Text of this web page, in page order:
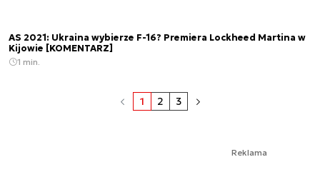
AS 2021: Ukraina wybierze F-16? Premiera Lockheed Martina w
Kijowie [KOMENTARZ]
1 min.
1 2 3
Reklama